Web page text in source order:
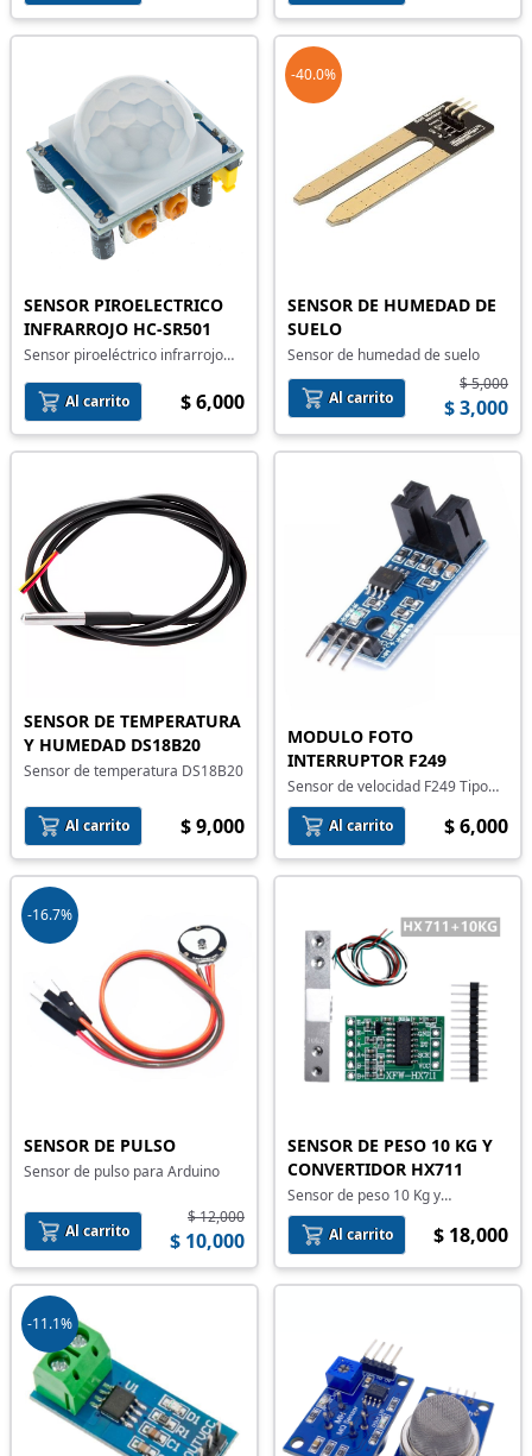
SENSOR PIROELECTRICO
INFRARROJO HC-SR501
Sensor piroeléctrico infrarrojo
Al carrito
$ 6,000
-40.0%
SENSOR DE HUMEDAD DE
SUELO
Sensor de humedad de suelo
Al carrito
$ 5,000
$ 3,000
SENSOR DE TEMPERATURA
Y HUMEDAD DS18B20
Sensor de temperatura DS18B20
Al carrito $ 9,000
MODULO FOTO
INTERRUPTOR F249
Sensor de velocidad F249 Tipo
Herradura
Al carrito
$ 6,000
-16.7%
SENSOR DE PULSO
Sensor de pulso para Arduino
Al carrito
$ 12,000
$ 10,000
SENSOR DE PESO 10 KG Y
CONVERTIDOR HX711
Sensor de peso 10 Kg y
convertidor HX711
Al carrito
$ 18,000
-11.1%